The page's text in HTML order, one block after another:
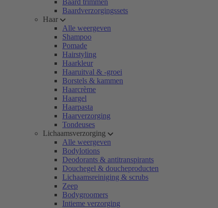
Baard trimmen
Baardverzorgingssets
Haar
Alle weergeven
Shampoo
Pomade
Hairstyling
Haarkleur
Haaruitval & -groei
Borstels & kammen
Haarcrème
Haargel
Haarpasta
Haarverzorging
Tondeuses
Lichaamsverzorging
Alle weergeven
Bodylotions
Deodorants & antitranspirants
Douchegel & doucheproducten
Lichaamsreiniging & scrubs
Zeep
Bodygroomers
Intieme verzorging